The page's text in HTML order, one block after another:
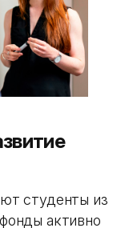
студенты из
активно